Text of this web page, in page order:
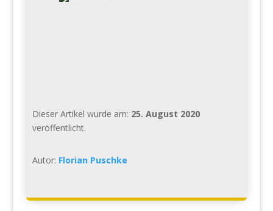
Dieser Artikel wurde am: 25. August 2020
veröffentlicht.
Autor: Florian Puschke